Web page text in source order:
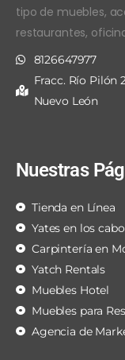
tipo de muebles,
restaurantes,
8126647977
Fracc. Río Pilón
Nuevo León
Nuestras
Tienda en Línea
Yates en los
Carpintería en
Yatch Rentals
Muebles Hotel
Muebles para
Agencia de